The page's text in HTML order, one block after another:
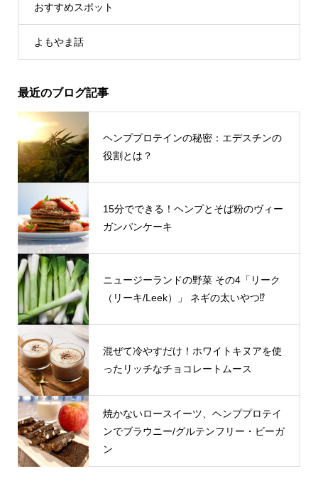
おすすめスポット
よもやま話
最近のブログ記事
ヘンププロテインの秘密：エデスチンの
役割とは？
15分でできる！ヘンプとそば粉のヴィー
ガンパンケーキ
ニュージーランドの野菜 その4「リーク
（リーキ/Leek）」 ネギの太いやつ⁉
混ぜて冷やすだけ！ホワイトキヌアを使
ったリッチなチョコレートムース
焼かないロースイーツ、ヘンププロテイ
ンでブラウニー/グルテンフリー・ビーガ
ン